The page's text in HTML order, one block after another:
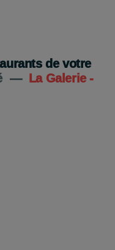
de votre
—
La Galerie -